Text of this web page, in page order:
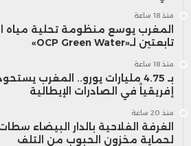
منذ 18 ساعة
المغرب يوسع منظومة تحلية مياه
تابعتين لـ«OCP Green Water»
منذ 18 ساعة
بـ 4.75 مليارات يورو.. المغرب
إفريقياً في الصادرات الإيطالية
منذ 20 ساعة
الغرفة الفلاحية بالدار البيضاء
لحماية مخزون الحبوب من التلف